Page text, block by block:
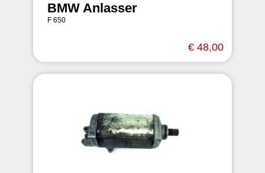
BMW Anlasser
F 650
€ 48,00